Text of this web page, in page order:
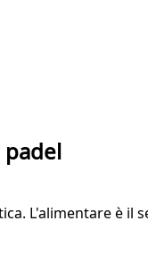
L'alimentare è il